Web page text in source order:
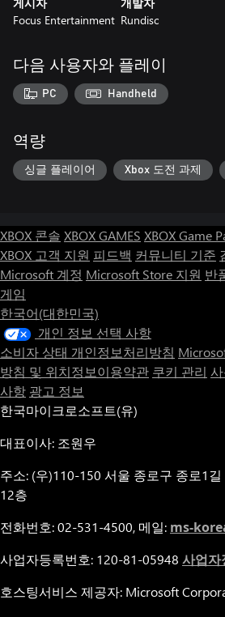
이어 주세요
게시자
Focus Entertainment
개발자
Rundisc
다음 사용자와 플레이
PC Handheld
역량
싱글 플레이어 Xbox 도전 과제
XBOX 콘솔 XBOX GAMES XBOX Game
XBOX 고객 지원 피드백 커뮤니티 기준
Microsoft 계정 Microsoft Store 지원 반
게임
한국어(대한민국)
개인 정보 선택 사항
소비자 상태 개인정보처리방침
방침 및 위치정보이용약관 쿠키 관리
사항 광고 정보
한국마이크로소프트(유)
대표이사: 조원우
주소: (우)110-150 서울 종로구 종로1
12층
전화번호: 02-531-4500, 메일: ms-
사업자등록번호: 120-81-05948 사업자
호스팅서비스 제공자: Microsoft